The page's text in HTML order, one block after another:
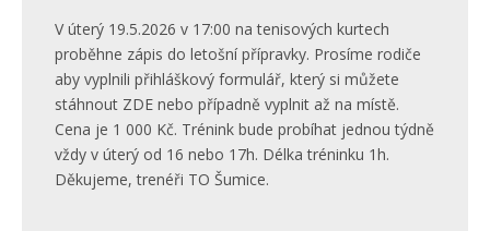
V úterý 19.5.2026 v 17:00 na tenisových kurtech
proběhne zápis do letošní přípravky. Prosíme rodiče
aby vyplnili přihláškový formulář, který si můžete
stáhnout ZDE nebo případně vyplnit až na místě.
Cena je 1 000 Kč. Trénink bude probíhat jednou týdně
vždy v úterý od 16 nebo 17h. Délka tréninku 1h.
Děkujeme, trenéři TO Šumice.